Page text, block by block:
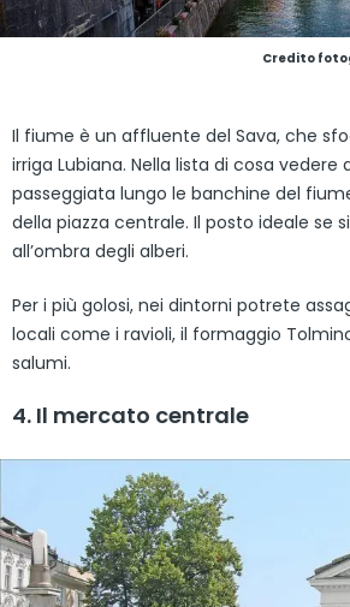
Credito
Il fiume è un affluente del Sava, che
irriga Lubiana. Nella lista di cosa vedere
passeggiata lungo le banchine del
della piazza centrale. Il posto ideale se
all’ombra degli alberi.
Per i più golosi, nei dintorni potrete
locali come i ravioli, il formaggio
salumi.
4. Il mercato centrale